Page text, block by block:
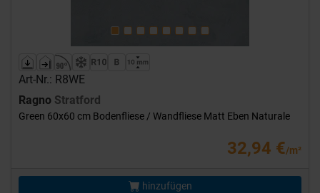
Art-Nr.: R8WE
Ragno Stratford
Green 60x60 cm Bodenfliese / Wandfliese Matt Eben Naturale
32,94 €/m²
hinzufügen